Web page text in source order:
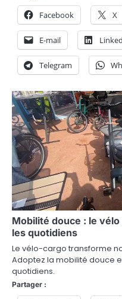
a
i
c
l
e
Facebook X
E-mail
Telegram
Mobilité douce : le
les quotidiens
Le vélo-cargo transforme
Adoptez la mobilité douce
quotidiens.
Partager :